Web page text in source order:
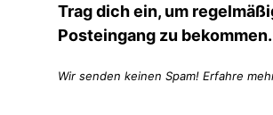
Trag dich ein, um
Posteingang zu bekommen.
Wir senden keinen Spam! Erfahre